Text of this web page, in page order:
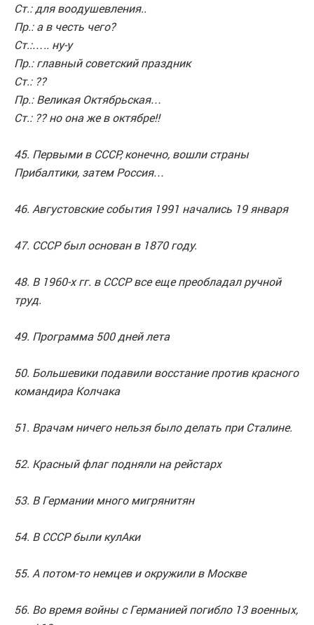
Ст.: для воодушевления..
Пр.: а в честь чего?
Ст.:….. ну-у
Пр.: главный советский праздник
Ст.: ??
Пр.: Великая Октябрьская…
Ст.: ?? но она же в октябре!!
45. Первыми в СССР, конечно, вошли страны
Прибалтики, затем Россия…
46. Августовские события 1991 начались 19 января
47. СССР был основан в 1870 году.
48. В 1960-х гг. в СССР все еще преобладал ручной
труд.
49. Программа 500 дней лета
50. Большевики подавили восстание против красного
командира Колчака
51. Врачам ничего нельзя было делать при Сталине.
52. Красный флаг подняли на рейстарх
53. В Германии много мигрянитян
54. В СССР были кулАки
55. А потом-то немцев и окружили в Москве
56. Во время войны с Германией погибло 13 военных,